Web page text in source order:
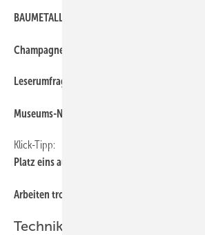
BAUM ETALL-Leserfrage: So nennt sich das
Champagner für die Spenglerin
Leserumfrage zur Solardachpflicht
Museums- News aus Karlstadt
Klick-Tipp:
Platz eins auf den BAUMETALL-Kanälen
Arbeiten trotz Krankmeldung
Technik